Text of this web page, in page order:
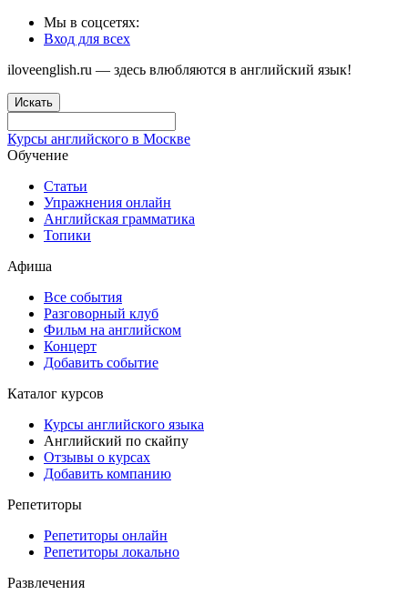
Мы в соцсетях:
Вход для всех
iloveenglish.ru — здесь влюбляются в английский язык!
Искать
Курсы английского в Москве
Обучение
Статьи
Упражнения онлайн
Английская грамматика
Топики
Афиша
Все события
Разговорный клуб
Фильм на английском
Концерт
Добавить событие
Каталог курсов
Курсы английского языка
Английский по скайпу
Отзывы о курсах
Добавить компанию
Репетиторы
Репетиторы онлайн
Репетиторы локально
Развлечения